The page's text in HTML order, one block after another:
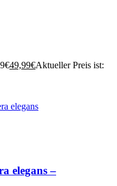
49,99€Aktueller Preis ist:
elegans –